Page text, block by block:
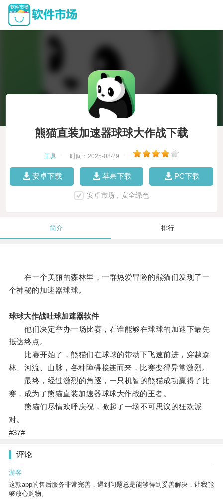
熊猫直装加速器球球大作战下载
工具 时间：2025-08-29
安卓下载 苹果下载 PC下载
安卓市场，安全绿色
简介 排行
在一个美丽的森林里，一群热爱冒险的熊猫们发现了一
个神秘的加速器球球。
球球大作战吐球加速器软件
他们决定举办一场比赛，看谁能够在球球的加速下最先
抵达终点。
比赛开始了，熊猫们在球球的带动下飞速前进，穿越森
林、河流、山脉，各种障碍接连而来，比赛变得异常激烈。
最终，经过激烈的角逐，一只机智的熊猫成功赢得了比
赛，成为了熊猫直装加速器球球大作战的王者。
熊猫们尽情欢呼庆祝，掀起了一场不可思议的狂欢派
对。
#37#
评论
游客
这款app的售后服务非常完善，遇到问题总是能够得到妥善解决，让我能
够放心购物。